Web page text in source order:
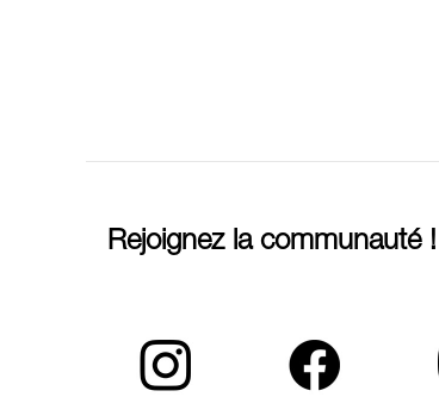
Rejoignez la communauté !